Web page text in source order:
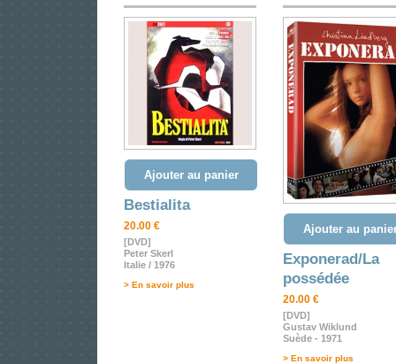
Ajouter au panier
Bestialita
20.00 €
[DVD]
Peter Skerl
Italie / 1976
> En savoir plus
Ajouter au
Exponerad/La
possédée
20.00 €
[DVD]
Gustav Wiklund
Suède - 1971
> En savoir plus